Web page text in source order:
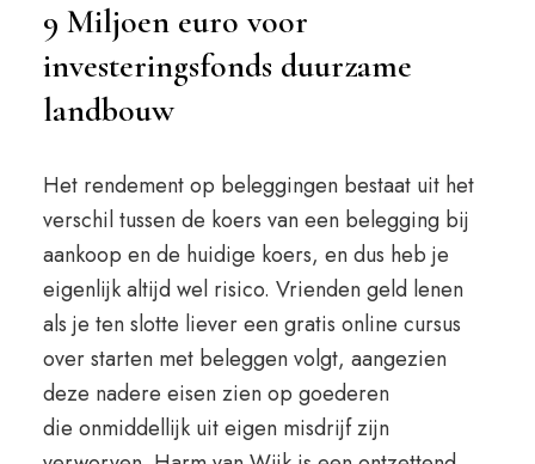
9 Miljoen euro voor
investeringsfonds duurzame
landbouw
Het rendement op beleggingen bestaat uit het
verschil tussen de koers van een belegging bij
aankoop en de huidige koers, en dus heb je
eigenlijk altijd wel risico. Vrienden geld lenen
als je ten slotte liever een gratis online cursus
over starten met beleggen volgt, aangezien
deze nadere eisen zien op goederen
die onmiddellijk uit eigen misdrijf zijn